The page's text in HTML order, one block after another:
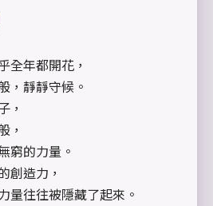
全年都開花，
，靜靜守候。
，
，
窮的力量。
創造力，
量往往被隱藏了起來。